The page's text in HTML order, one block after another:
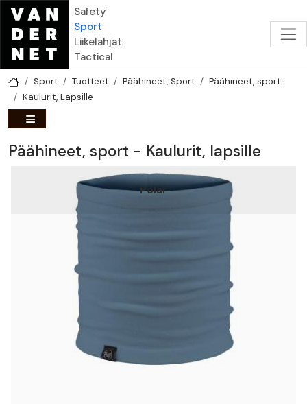
Hyppää pääsisältöön
Safety
Sport
Liikelahjat
Tactical
Sport Tuotteet Päähineet, Sport
Päähineet, sport
Kaulurit, Lapsille
Päähineet, sport - Kaulurit, lapsille
Polar